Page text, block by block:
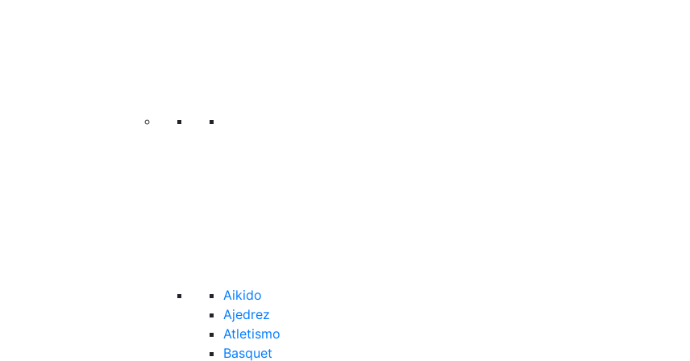
Aikido
Ajedrez
Atletismo
Basquet